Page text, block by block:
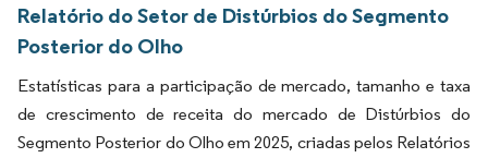
Relatório do Setor de Distúrbios do Segmento
Posterior do Olho
Estatísticas para a participação de mercado, tamanho e taxa
de crescimento de receita do mercado de Distúrbios do
Segmento Posterior do Olho em 2025, criadas pelos Relatórios